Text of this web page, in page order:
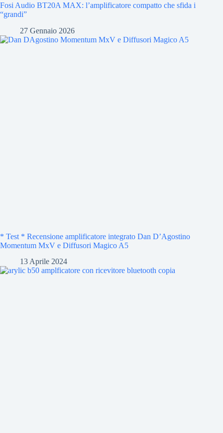
Fosi Audio BT20A MAX: l’amplificatore compatto che sfida i
“grandi”
27 Gennaio 2026
* Test * Recensione amplificatore integrato Dan D’Agostino
Momentum MxV e Diffusori Magico A5
13 Aprile 2024